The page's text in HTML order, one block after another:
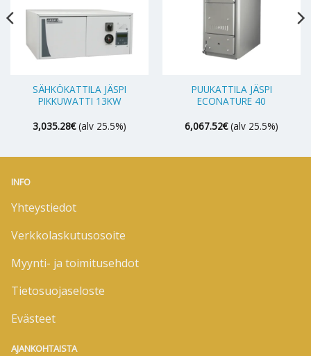
SÄHKÖKATTILA JÄSPI
PIKKUWATTI 13KW
3,035.28€ (alv 25.5%)
PUUKATTILA JÄSPI
ECONATURE 40
6,067.52€ (alv 25.5%)
INFO
Yhteystiedot
Verkkolaskutusosoite
Myynti- ja toimitusehdot
Tietosuojaseloste
Evästeet
AJANKOHTAISTA